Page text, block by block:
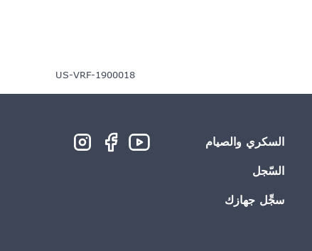
US-VRF-1900018
السكري والصيام
السّجل
سجِّل جهازك